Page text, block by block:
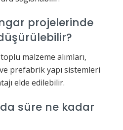
projelerinde
malzeme alımları,
prefabrik yapı sistemleri
elde edilebilir.
süre ne kadar